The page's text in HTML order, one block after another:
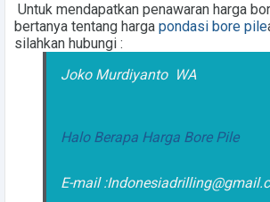
Untuk mendapatkan penawaran harga
bertanya tentang harga pondasi bore pile
silahkan hubungi :
Joko Murdiyanto WA
Halo Berapa Harga Bore Pile
E-mail